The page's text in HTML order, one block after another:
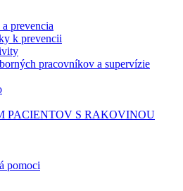
prevencia
k prevencii
pracovníkov a supervízie
PACIENTOV S RAKOVINOU
pomoci